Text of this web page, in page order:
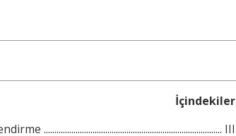
İçindekiler
.................................................................................... III